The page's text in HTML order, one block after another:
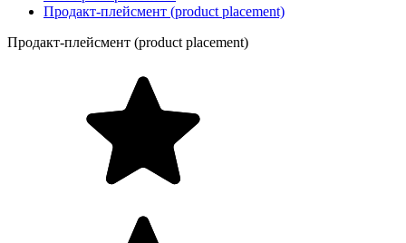
Продакт-плейсмент (product placement)
Продакт-плейсмент (product placement)